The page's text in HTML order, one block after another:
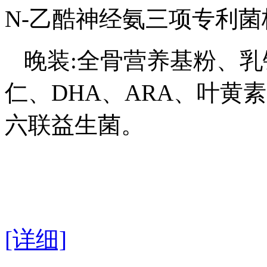
N-乙酷神经氨三项专利
晚装:全骨营养基粉、
仁、DHA、ARA、叶黄
六联益生菌。
[详细]